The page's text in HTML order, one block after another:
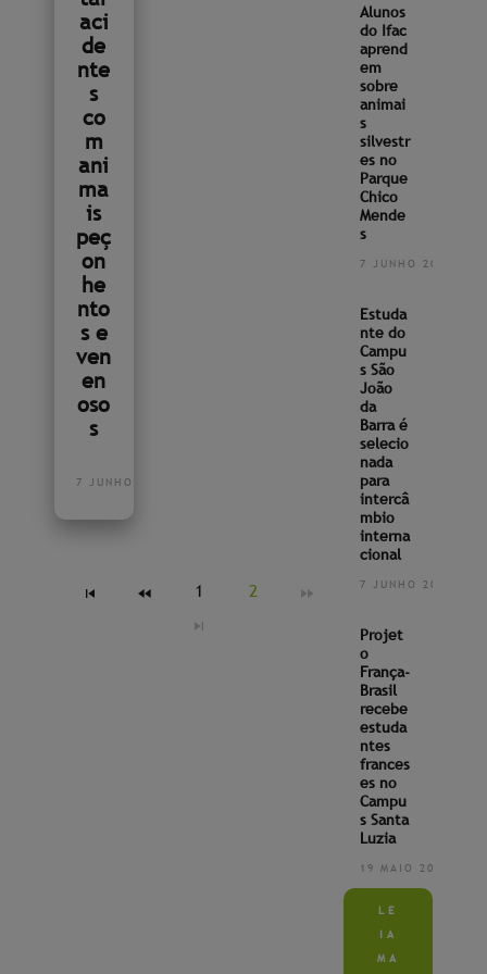
aci
de
nte
s
co
m
ani
ma
is
peç
on
he
nto
s e
ven
en
oso
s
7 JUNHO 2022
1 2
Alunos
do Ifac
aprend
em
sobre
animai
s
silvestr
es no
Parque
Chico
Mende
s
7 JUNHO 2022
Estuda
nte do
Campu
s São
João
da
Barra é
selecio
nada
para
intercâ
mbio
interna
cional
7 JUNHO 2022
Projet
o
França-
Brasil
recebe
estuda
ntes
frances
es no
Campu
s Santa
Luzia
19 MAIO 2022
LE
IA
MA